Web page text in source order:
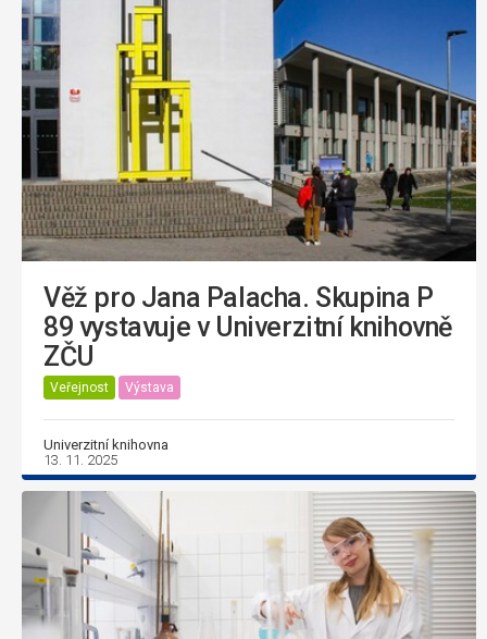
Věž pro Jana Palacha. Skupina P
89 vystavuje v Univerzitní knihovně
ZČU
Veřejnost Výstava
Univerzitní knihovna
13. 11. 2025